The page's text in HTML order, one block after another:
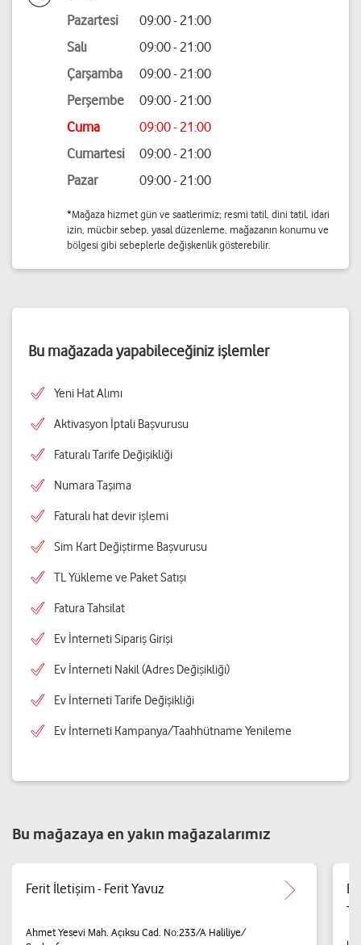
Pazartesi
09:00 - 21:00
Salı
09:00 - 21:00
Çarşamba
09:00 - 21:00
Perşembe
09:00 - 21:00
Cuma
09:00 - 21:00
Cumartesi
09:00 - 21:00
Pazar
09:00 - 21:00
*Mağaza hizmet gün ve saatlerimiz; resmi tatil, dini tatil, idari
izin, mücbir sebep, yasal düzenleme, mağazanın konumu ve
bölgesi gibi sebeplerle değişkenlik gösterebilir.
Bu mağazada yapabileceğiniz işlemler
Yeni Hat Alımı
Aktivasyon İptali Başvurusu
Faturalı Tarife Değişikliği
Numara Taşıma
Faturalı hat devir işlemi
Sim Kart Değiştirme Başvurusu
TL Yükleme ve Paket Satışı
Fatura Tahsilat
Ev İnterneti Sipariş Girişi
Ev İnterneti Nakil (Adres Değişikliği)
Ev İnterneti Tarife Değişikliği
Ev İnterneti Kampanya/Taahhütname Yenileme
Bu mağazaya en yakın mağazalarımız
Ferit İletişim - Ferit Yavuz
Ahmet Yesevi Mah. Açıksu Cad. No:233/A Haliliye/